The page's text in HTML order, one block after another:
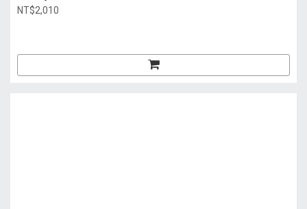
NT$2,010